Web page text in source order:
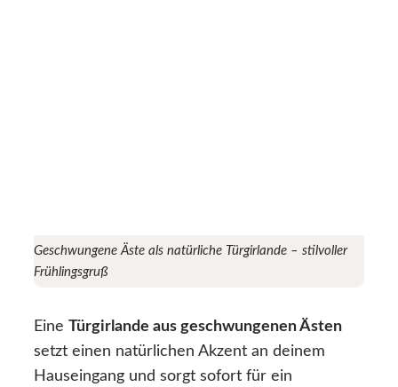
Geschwungene Äste als natürliche Türgirlande – stilvoller
Frühlingsgruß
Eine Türgirlande aus geschwungenen Ästen
setzt einen natürlichen Akzent an deinem
Hauseingang und sorgt sofort für ein